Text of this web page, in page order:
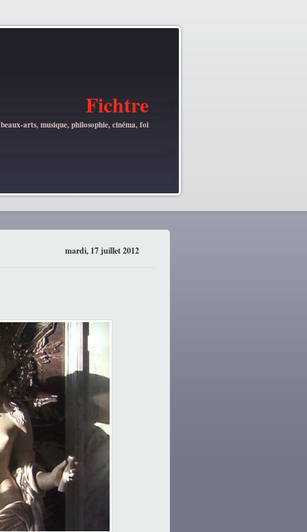
Fichtre
arts, musique, philosophie, cinéma, foi
mardi, 17 juillet 2012